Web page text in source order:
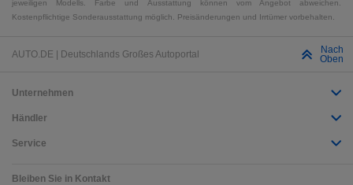
jeweiligen Modells. Farbe und Ausstattung können vom Angebot abweichen.
Kostenpflichtige Sonderausstattung möglich. Preisänderungen und Irrtümer vorbehalten.
AUTO.DE | Deutschlands Großes Autoportal
Nach
Oben
Unternehmen
Händler
Service
Bleiben Sie in Kontakt